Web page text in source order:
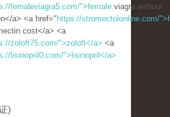
femaleviagra5.com/">female viagra without
a> <a href=" https://stromectolonline.com/
cost</a> <a
zoloft75.com/">zoloft</a> <a
lisinopril0.com/">lisinopril</a>
)